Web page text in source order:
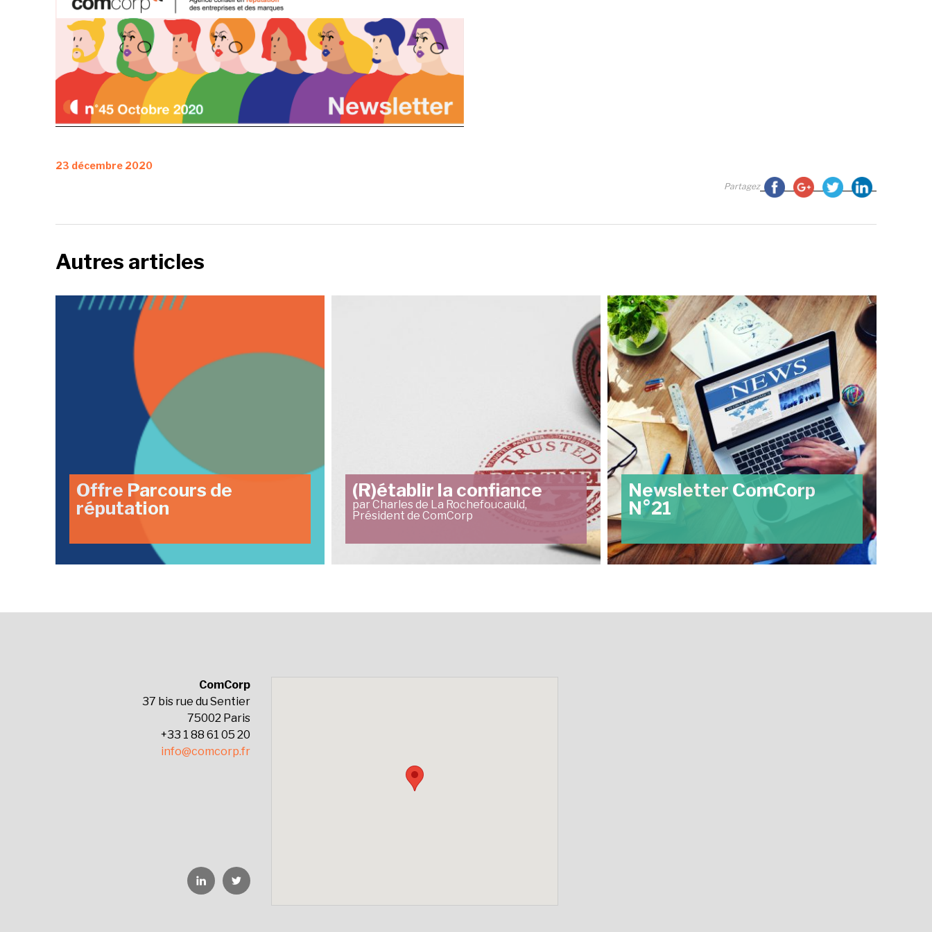
Publié
23 décembre 2020
Partagez
Autres articles
Offre Parcours de
réputation
(R)établir la confiance
par Charles de La Rochefoucauld,
Président de ComCorp
Newsletter ComCorp
N°21
ComCorp
37 bis rue du Sentier
75002 Paris
+33 1 88 61 05 20
info@comcorp.fr
LinkedinTwitter